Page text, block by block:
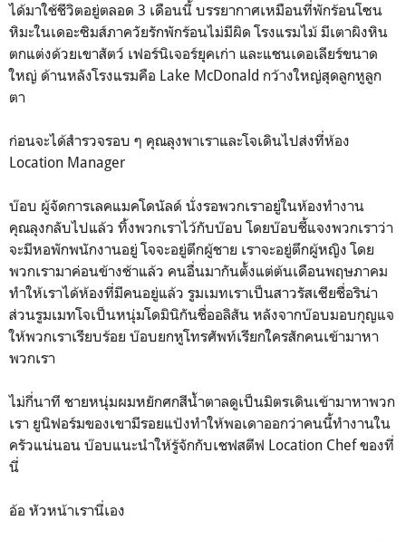
ได้มาใช้ชีวิตอยู่ตลอด 3 เดือนนี้ บรรยากาศเหมือนที่พักร้อนโซน
หิมะในเดอะซิมส์ภาควัยรักพักร้อนไม่มีผิด โรงแรมไม้ มีเตาผิงหิน
ตกแต่งด้วยเขาสัตว์ เฟอร์นิเจอร์ยุคเก่า และแชนเดอเลียร์ขนาด
ใหญ่ ด้านหลังโรงแรมคือ Lake McDonald กว้างใหญ่สุดลูกหูลูก
ตา
ก่อนจะได้สำรวจรอบ ๆ คุณลุงพาเราและโจเดินไปส่งที่ห้อง
Location Manager
บ๊อบ ผู้จัดการเลคแมคโดนัลด์ นั่งรอพวกเราอยู่ในห้องทำงาน
คุณลุงกลับไปแล้ว ทิ้งพวกเราไว้กับบ๊อบ โดยบ๊อบชี้แจงพวกเราว่า
จะมีหอพักพนักงานอยู่ โจจะอยู่ตึกผู้ชาย เราจะอยู่ตึกผู้หญิง โดย
พวกเรามาค่อนข้างช้าแล้ว คนอื่นมากันตั้งแต่ต้นเดือนพฤษภาคม
ทำให้เราได้ห้องที่มีคนอยู่แล้ว รูมเมทเราเป็นสาวรัสเซียชื่อริน่า
ส่วนรูมเมทโจเป็นหนุ่มโดมินิกันชื่ออลิสัน หลังจากบ๊อบมอบกุญแจ
ให้พวกเราเรียบร้อย บ๊อบยกหูโทรศัพท์เรียกใครสักคนเข้ามาหา
พวกเรา
ไม่กี่นาที ชายหนุ่มผมหยักศกสีน้ำตาลดูเป็นมิตรเดินเข้ามาหาพวก
เรา ยูนิฟอร์มของเขามีรอยแป้งทำให้พอเดาออกว่าคนนี้ทำงานใน
ครัวแน่นอน บ๊อบแนะนำให้รู้จักกับเชฟสตีฟ Location Chef ของที่
นี่
อ้อ หัวหน้าเรานี่เอง